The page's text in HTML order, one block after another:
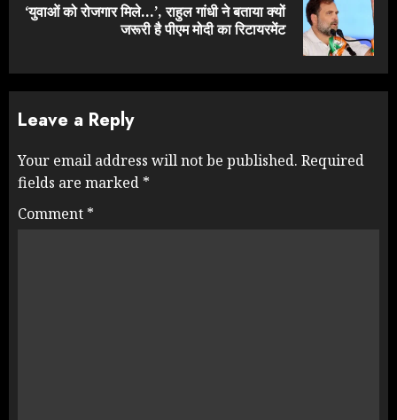
Next
‘युवाओं को रोजगार मिले…’, राहुल गांधी ने बताया क्यों
जरूरी है पीएम मोदी का रिटायरमेंट
Leave a Reply
Your email address will not be published. Required
fields are marked *
Comment *